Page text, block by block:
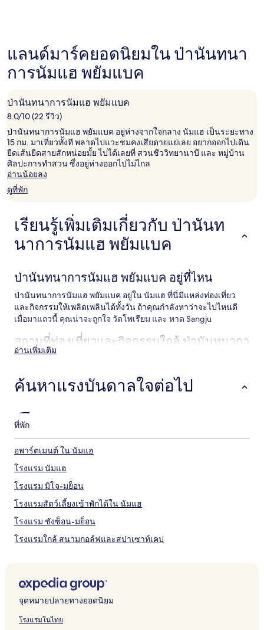
แลนด์มาร์คยอดนิยมใน ป่านันทนา
การนัมแฮ พยัมแบค
ป่านันทนาการนัมแฮ พยัมแบค
8.0/10 (22 รีวิว)
ป่านันทนาการนัมแฮ พยัมแบค อยู่ห่างจากใจกลาง นัมแฮ เป็นระยะทาง
15 กม. มาเที่ยวทั้งที พลาดไปแวะชมคงเสียดายแย่เลย อยากออกไปเดิน
ยืดเส้นยืดสายสักหน่อยมั้ย ไปได้เลยที่ สวนชีววิทยานาบี และ หมู่บ้าน
ศิลปะการทำสวน ซึ่งอยู่ห่างออกไปไม่ไกล
อ่านน้อยลง
ดูที่พัก
เรียนรู้เพิ่มเติมเกี่ยวกับ ป่านันท
นาการนัมแฮ พยัมแบค
ป่านันทนาการนัมแฮ พยัมแบค อยู่ที่ไหน
ป่านันทนาการนัมแฮ พยัมแบค อยู่ใน นัมแฮ ที่นี่มีแหล่งท่องเที่ยว
และกิจกรรมให้เพลิดเพลินได้ทั้งวัน ถ้าคุณกำลังหาว่าจะไปไหนดี
เมื่อมาแถวนี้ คุณน่าจะถูกใจ วัดโพเรียม และ หาด Sangju
สถานที่ท่องเที่ยวและกิจกรรมใกล้ ป่านันทนากา
รนัมแฮ พยัมแบค
สถานที่น่าไปใกล้ ป่านันทนาการนัมแฮ พยัมแบค
กิจกรรมใกล้ ป่านันทนาการนัมแฮ พยัมแบค
หมู่บ้านเยอรมันนัมแฮ
สนามกอล์ฟและสปาเซาท์เคป
หมู่บ้านศิลปะการทำสวน
พิพิธภัณฑ์วรรณกรรมเนรเทศ นัมแฮ
การเดินทางไปยัง ป่านันทนาการนัมแฮ พยัม
แบค
สนามบิน Sacheon (HIN), 32.7 กม. จากใจกลาง นัมแฮ
อ่านเพิ่มเติม
ค้นหาแรงบันดาลใจต่อไป
ที่พัก
อพาร์ตเมนต์ ใน นัมแฮ
โรงแรม นัมแฮ
โรงแรม มิโจ-มย็อน
โรงแรมสัตว์เลี้ยงเข้าพักได้ใน นัมแฮ
โรงแรม ชังซ็อน-มย็อน
โรงแรมใกล้ สนามกอล์ฟและสปาเซาท์เคป
จุดหมายปลายทางยอดนิยม
โรงแรมในไทย